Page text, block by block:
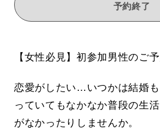
予約終了
【女性必見】初参加男性のご
恋愛がしたい…いつかは結婚
っていてもなかなか普段の生
がなかったりしませんか。